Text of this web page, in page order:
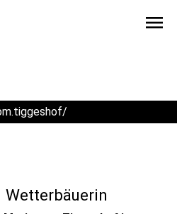
menu
Wetterbäuerin